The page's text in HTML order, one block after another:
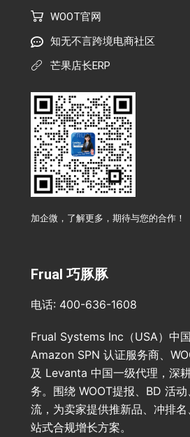
WOOT官网
知无不言跨境电商社区
芒果店长ERP
加企微，了解更多，期待与您的合作！
Frual 巧豚豚
电话: 400-636-1608
Frual Systems Inc（USA）中
Amazon SPN 认证服务商、
及 Levanta 中国一级代理，深
务。围绕 WOOT提报、BD 活
流，为卖家提供推新品、冲排
站式合规增长方案。